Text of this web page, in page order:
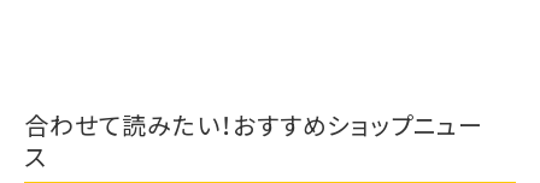
合わせて読みたい！おすすめショップニュー
ス